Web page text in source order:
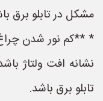
مشکل در تابلو برق
* **کم نور شدن
نشانه افت ولتاژ
تابلو برق باشد.